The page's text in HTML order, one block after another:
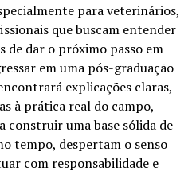
para veterinários,
que buscam entender
de dar o próximo passo em
em uma pós-graduação
explicações claras,
à prática real do campo,
construir uma base sólida de
tempo, despertam o senso
com responsabilidade e